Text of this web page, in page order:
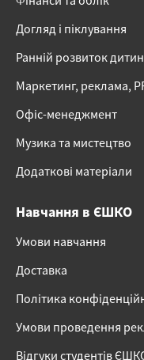
Догляд і піклування
Ранній розвиток
Маркетинг, реклама,
Офіс-менеджмент
Музика та мистецтво
Додаткові матеріали
Навчання в ЄШКО
Умови навчання
Доставка
Політика
Умови проведення
Відгуки студентів